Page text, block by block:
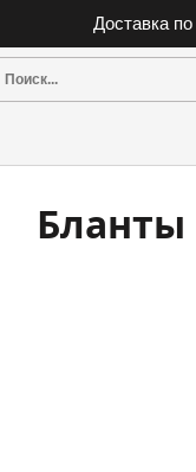
Доставка
Бланты